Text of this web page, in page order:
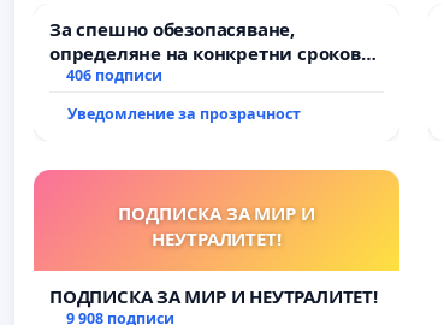
За спешно обезопасяване,
определяне на конкретни срокове
и извършване на цялостна
републиканския път между пътен
Мирово - к.к. Момин проход
406 подписи
Уведомление за прозрачност
ПОДПИСКА ЗА МИР И
НЕУТРАЛИТЕТ!
ПОДПИСКА ЗА МИР И НЕУТРАЛИТЕТ!
9 908 подписи